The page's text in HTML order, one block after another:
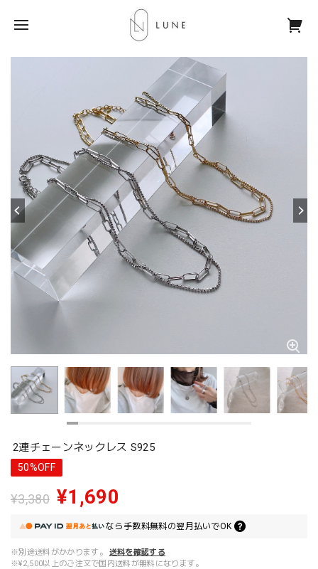
2連チェーンネックレス S925
50%OFF
¥3,380 ¥1,690
なら 手数料無料の翌月払いでOK
※別途送料がかかります。
送料を確認する
※¥2,500以上のご注文で国内送料が無料になります。